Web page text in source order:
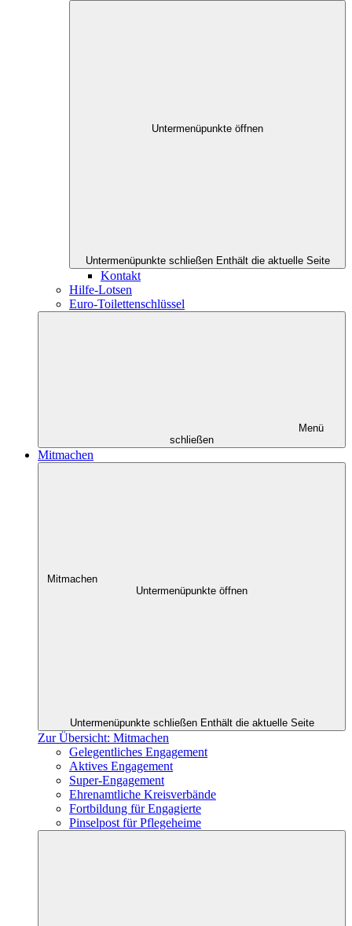
Untermenüpunkte öffnen
Untermenüpunkte schließen Enthält die aktuelle Seite
Kontakt
Hilfe-Lotsen
Euro-Toilettenschlüssel
Menü
schließen
Mitmachen
Mitmachen
Untermenüpunkte öffnen
Untermenüpunkte schließen Enthält die aktuelle Seite
Zur Übersicht: Mitmachen
Gelegentliches Engagement
Aktives Engagement
Super-Engagement
Ehrenamtliche Kreisverbände
Fortbildung für Engagierte
Pinselpost für Pflegeheime